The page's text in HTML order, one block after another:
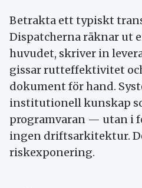
Betrakta ett typiskt
Dispatcher­na räknar ut
huvudet, skriver in
gissar rutt­effektivitet
dokument för hand.
institutionell kunskap
program­varan — utan i
ingen drifts­arkitektur.
riskexponering.